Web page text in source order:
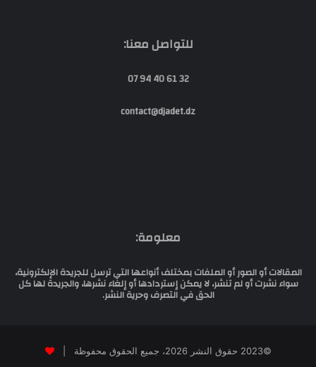
للتواصل معنا:
32 61 40 94 07
contact@djadet.dz
معلومة:
المقالات أو الصور أو الملفات بمختلف أنواعها التي ترسل للجريدة الإلكترونية،
سواء نشرت أو لم تنشر، لا يمكن إستردادها أو إلغاء نشرها، والجريدة لها كل
الحق في التصرف وحرية النشر.
©2023 حقوق النشر 2026، جميع الحقوق محفوظة |